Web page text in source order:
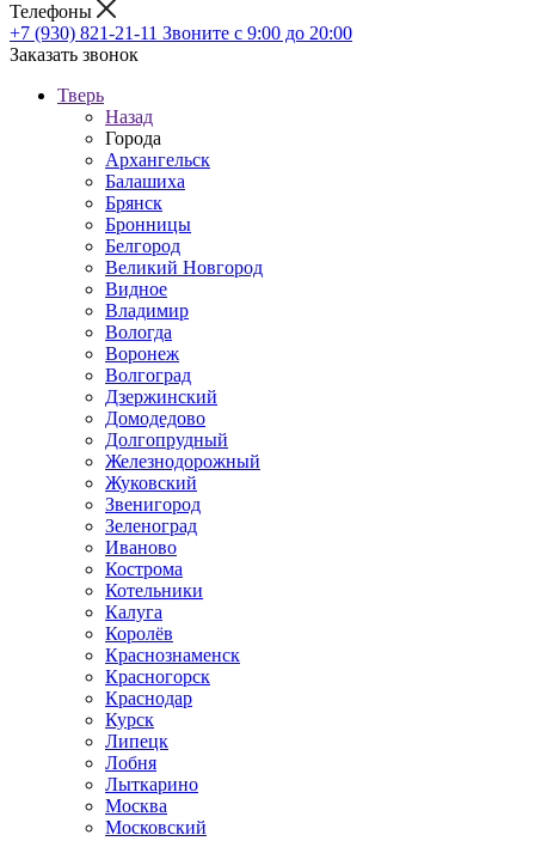
Телефоны
+7 (930) 821-21-11 Звоните с 9:00 до 20:00
Заказать звонок
Тверь
Назад
Города
Архангельск
Балашиха
Брянск
Бронницы
Белгород
Великий Новгород
Видное
Владимир
Вологда
Воронеж
Волгоград
Дзержинский
Домодедово
Долгопрудный
Железнодорожный
Жуковский
Звенигород
Зеленоград
Иваново
Кострома
Котельники
Калуга
Королёв
Краснознаменск
Красногорск
Краснодар
Курск
Липецк
Лобня
Лыткарино
Москва
Московский